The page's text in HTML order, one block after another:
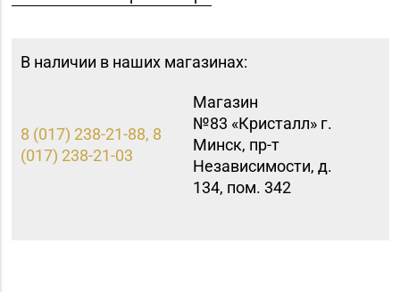
В наличии в наших магазинах:
8 (017) 238-21-88, 8
(017) 238-21-03
Магазин
№83 «Кристалл» г.
Минск, пр-т
Независимости, д.
134, пом. 342